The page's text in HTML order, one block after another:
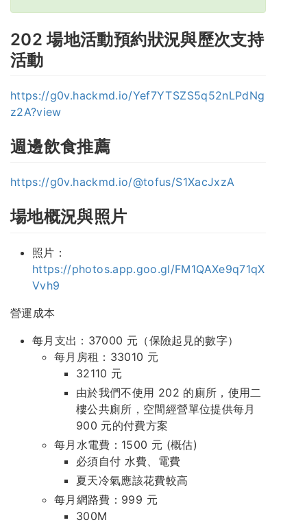
202 場地活動預約狀況與歷次支持
活動
https://g0v.hackmd.io/Yef7YTSZS5q52nLPdNg
z2A?view
週邊飲食推薦
https://g0v.hackmd.io/@tofus/S1XacJxzA
場地概況與照片
照片：
https://photos.app.goo.gl/FM1QAXe9q71qX
Vvh9
營運成本
每月支出：37000 元（保險起見的數字）
每月房租：33010 元
32110 元
由於我們不使用 202 的廁所，使用二
樓公共廁所，空間經營單位提供每月
900 元的付費方案
每月水電費：1500 元 (概估)
必須自付 水費、電費
夏天冷氣應該花費較高
每月網路費：999 元
300M